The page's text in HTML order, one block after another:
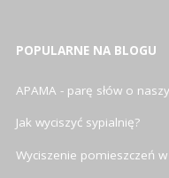
POPULARNE NA BLOGU
APAMA - parę słów o
Jak wyciszyć sypialnię?
Wyciszenie pomieszczeń